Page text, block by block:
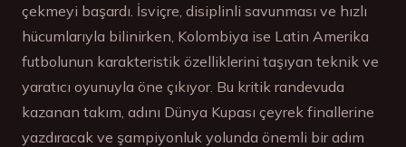
çekmeyi başardı. İsviçre, disiplinli savunması ve hızlı
hücumlarıyla bilinirken, Kolombiya ise Latin Amerika
futbolunun karakteristik özelliklerini taşıyan teknik ve
yaratıcı oyunuyla öne çıkıyor. Bu kritik randevuda
kazanan takım, adını Dünya Kupası çeyrek finallerine
yazdıracak ve şampiyonluk yolunda önemli bir adım